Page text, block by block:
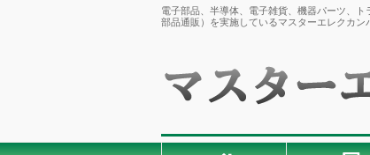
電子部品、半導体、電子雑貨、機器パーツ、
部品通販）を実施しているマスターエレクカ